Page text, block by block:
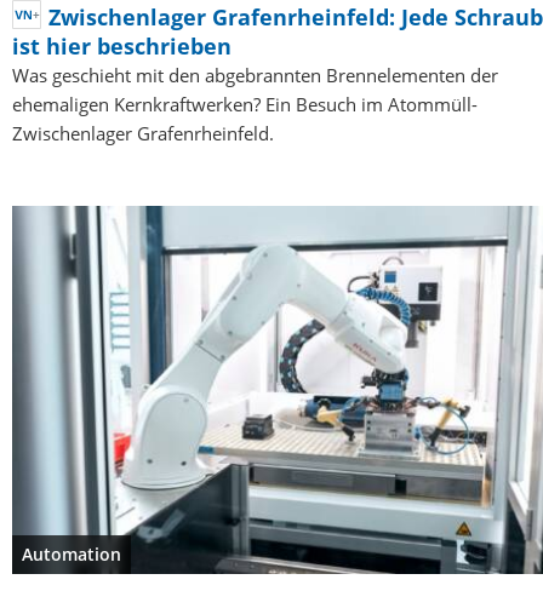
Zwischenlager Grafenrheinfeld: Jede
ist hier beschrieben
Was geschieht mit den abgebrannten Brennelementen der
ehemaligen Kernkraftwerken? Ein Besuch im Atommüll-
Zwischenlager Grafenrheinfeld.
Automation